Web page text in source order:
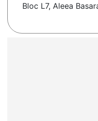
Bloc L7, Aleea